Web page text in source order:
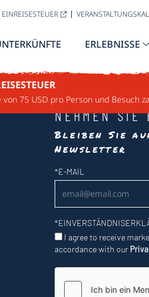
EINREISESTEUER
ERLEBNISSE
75 USD pro Person und Besuch
NEHMEN SIE
Bleiben Sie
Newsletter
Newsletter
*E-MAIL
*
I agree to receive
accordance with our